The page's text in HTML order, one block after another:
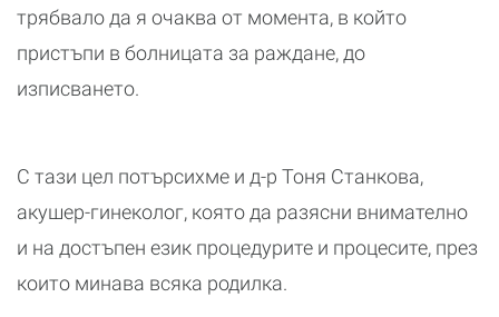
трябвало да я очаква от момента, в който
пристъпи в болницата за раждане, до
изписването.
С тази цел потърсихме и д-р Тоня Станкова,
акушер-гинеколог, която да разясни внимателно
и на достъпен език процедурите и процесите, през
които минава всяка родилка.